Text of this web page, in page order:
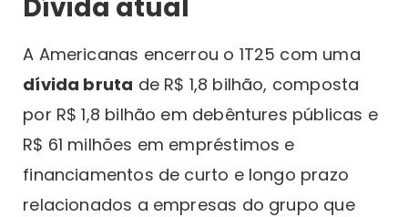
Dívida atual
A Americanas encerrou o 1T25 com uma
dívida bruta de R$ 1,8 bilhão, composta
por R$ 1,8 bilhão em debêntures públicas e
R$ 61 milhões em empréstimos e
financiamentos de curto e longo prazo
relacionados a empresas do grupo que